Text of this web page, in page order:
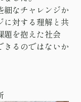
細なチャレンジか
に対する理解と共
題を抱えた社会
きるのではないか